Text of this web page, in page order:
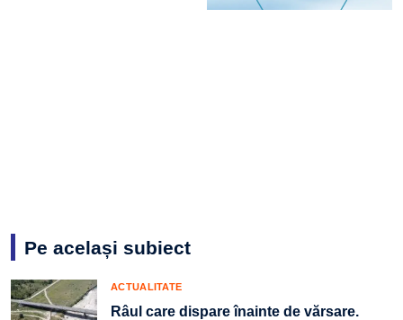
Pe același subiect
ACTUALITATE
Râul care dispare înainte de vărsare.